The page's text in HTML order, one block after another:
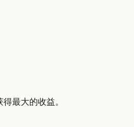
最大的收益。